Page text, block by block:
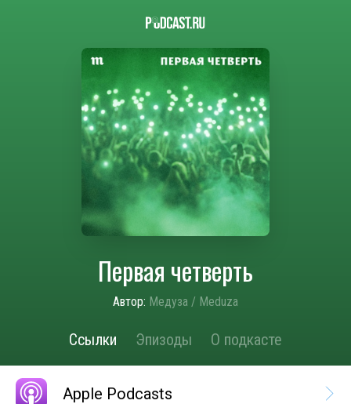
Первая четверть
Автор: Медуза / Meduza
Ссылки Эпизоды О подкасте
Apple Podcasts